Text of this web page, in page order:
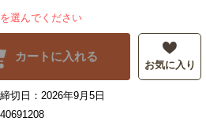
選んでください
カートに入れる
お気に入り
切日：2026年9月5日